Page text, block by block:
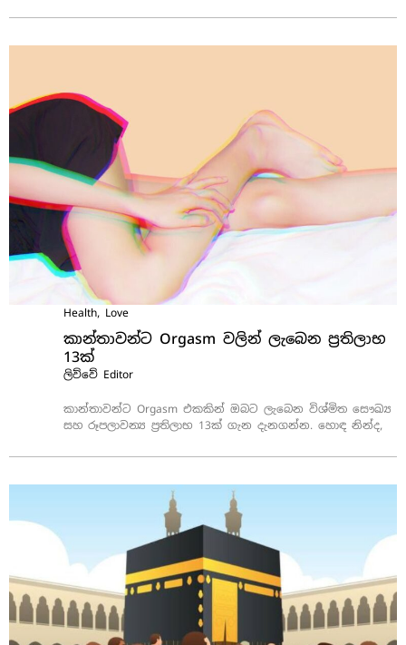
Health, Love
කාන්තාවන්ට Orgasm වලින් ලැබෙන ප්‍රතිලාභ
13ක්
ලිව්වේ Editor
කාන්තාවන්ට Orgasm එකකින් ඔබට ලැබෙන විශ්මිත සෞඛ්‍ය
සහ රූපලාවන්‍ය ප්‍රතිලාභ 13ක් ගැන දැනගන්න. හොඳ නින්ද,